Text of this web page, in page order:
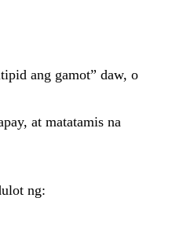
ang gamot” daw, o
at matatamis na
ng: